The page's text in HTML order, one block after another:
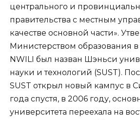
центрального и
правительства с местным
качестве основной части».
Министерством образования в
NWILI был назван Шэньси
науки и технологий (SUST).
SUST открыл новый кампус в
года спустя, в 2006 году,
университета переехала на